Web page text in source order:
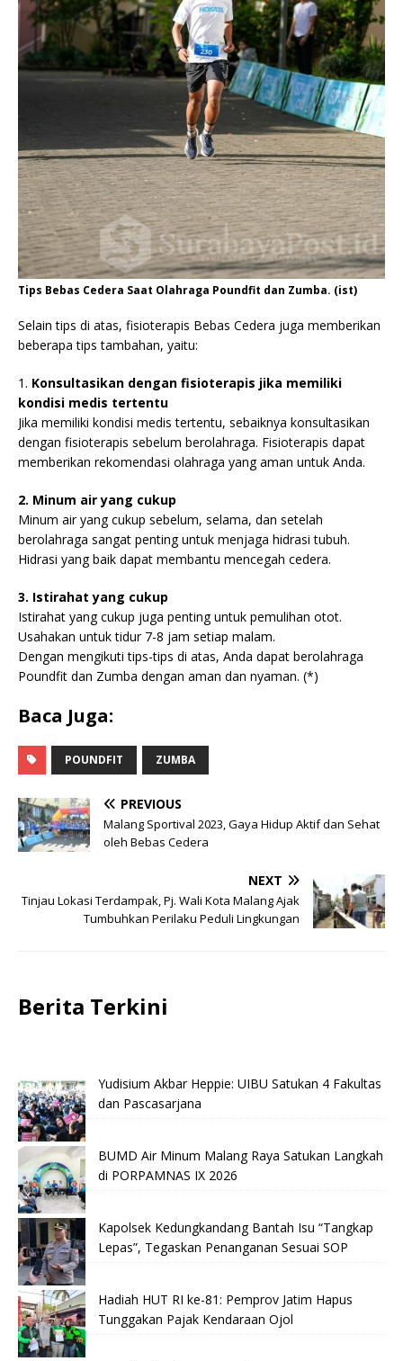
Tips Bebas Cedera Saat Olahraga Poundfit dan Zumba. (ist)
Selain tips di atas, fisioterapis Bebas Cedera juga memberikan
beberapa tips tambahan, yaitu:
1. Konsultasikan dengan fisioterapis jika memiliki
kondisi medis tertentu
Jika memiliki kondisi medis tertentu, sebaiknya konsultasikan
dengan fisioterapis sebelum berolahraga. Fisioterapis dapat
memberikan rekomendasi olahraga yang aman untuk Anda.
2. Minum air yang cukup
Minum air yang cukup sebelum, selama, dan setelah
berolahraga sangat penting untuk menjaga hidrasi tubuh.
Hidrasi yang baik dapat membantu mencegah cedera.
3. Istirahat yang cukup
Istirahat yang cukup juga penting untuk pemulihan otot.
Usahakan untuk tidur 7-8 jam setiap malam.
Dengan mengikuti tips-tips di atas, Anda dapat berolahraga
Poundfit dan Zumba dengan aman dan nyaman. (*)
Baca Juga:
POUNDFIT ZUMBA
PREVIOUS
Malang Sportival 2023, Gaya Hidup Aktif dan Sehat
oleh Bebas Cedera
NEXT
Tinjau Lokasi Terdampak, Pj. Wali Kota Malang Ajak
Tumbuhkan Perilaku Peduli Lingkungan
Berita Terkini
Yudisium Akbar Heppie: UIBU Satukan 4 Fakultas
dan Pascasarjana
BUMD Air Minum Malang Raya Satukan Langkah
di PORPAMNAS IX 2026
Kapolsek Kedungkandang Bantah Isu “Tangkap
Lepas”, Tegaskan Penanganan Sesuai SOP
Hadiah HUT RI ke-81: Pemprov Jatim Hapus
Tunggakan Pajak Kendaraan Ojol